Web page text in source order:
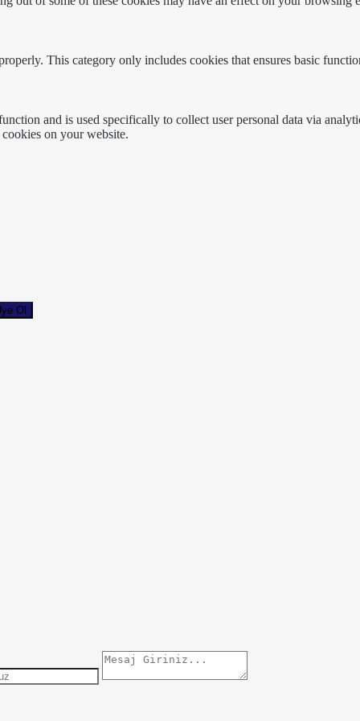
This category only includes cookies that ensures basic
and is used specifically to collect user personal data via
on your website.
Ol